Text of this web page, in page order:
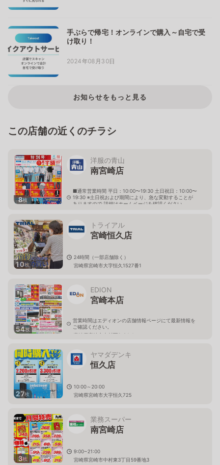
手ぶらで帰宅！オンラインで購入～自宅で受
け取り！
2024年08月30日
お知らせをもっと見る
この店舗の近くのチラシ
8枚
洋服の青山
南宮崎店
■通常営業時間 平日：10:00〜19:30 土日祝日：10:00〜
19:30 ※土日祝および期間により、急な変動することが
ありますので 詳細はホームページを確認ください
10枚
トライアル
宮崎恒久店
24時間（一部店舗除く）
宮崎県宮崎市大字恒久1527番1
54枚
EDION
宮崎本店
営業時間はエディオンの店舗情報ページにて最新情報を
ご確認ください。
宮崎県宮崎市中村西3-94-1
27枚
ヤマダデンキ
恒久店
10:00～20:00
宮崎県宮崎市大字恒久725
3枚
業務スーパー
南宮崎店
9:00~21:00
宮崎県宮崎市中村東3丁目59番地3